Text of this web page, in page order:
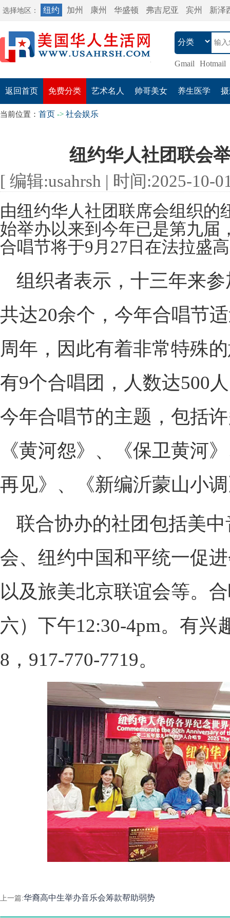
选择地区： 纽约 加州 康州 华盛顿 弗吉尼亚 宾州 新泽
Gmail Hotmail
返回首页 免费分类 艺术名人 帅哥美女 养生医学
当前位置： 首页 -> 社会娱乐
纽约华人社团联会
[ 编辑:usahrsh | 时间:2025-10-
由纽约华人社团联席会组织的
始举办以来到今年已是第九届
合唱节将于9月27日在法拉盛
组织者表示，十三年来
共达20余个，今年合唱节
周年，因此有着非常特殊
有9个合唱团，人数达500
今年合唱节的主题，包括
《黄河怨》、《保卫黄河
再见》、《新编沂蒙山小
联合协办的社团包括美
会、纽约中国和平统一促
以及旅美北京联谊会等。
六）下午12:30-4pm。有兴
8，917-770-7719。
上一篇:华裔高中生举办音乐会筹款帮助弱势